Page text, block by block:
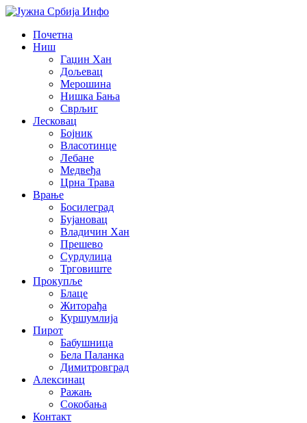
Почетна
Ниш
Гаџин Хан
Дољевац
Мерошина
Нишка Бања
Сврљиг
Лесковац
Бојник
Власотинце
Лебане
Медвеђа
Црна Трава
Врање
Босилеград
Бујановац
Владичин Хан
Прешево
Сурдулица
Трговиште
Прокупље
Блаце
Житорађа
Куршумлија
Пирот
Бабушница
Бела Паланка
Димитровград
Алексинац
Ражањ
Сокобања
Контакт